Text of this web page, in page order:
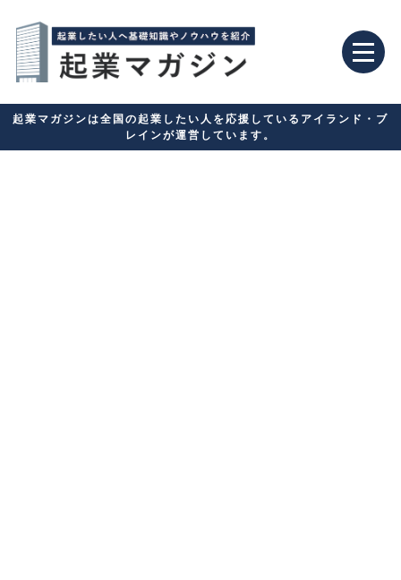
起業マガジンは全国の起業したい人を応援しているアイランド・ブ
レインが運営しています。